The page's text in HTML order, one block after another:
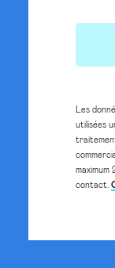
Les
utilisées
maximum
contact.